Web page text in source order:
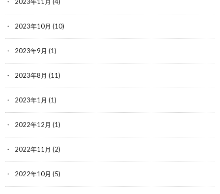
2023年11月 (4)
2023年10月 (10)
2023年9月 (1)
2023年8月 (11)
2023年1月 (1)
2022年12月 (1)
2022年11月 (2)
2022年10月 (5)